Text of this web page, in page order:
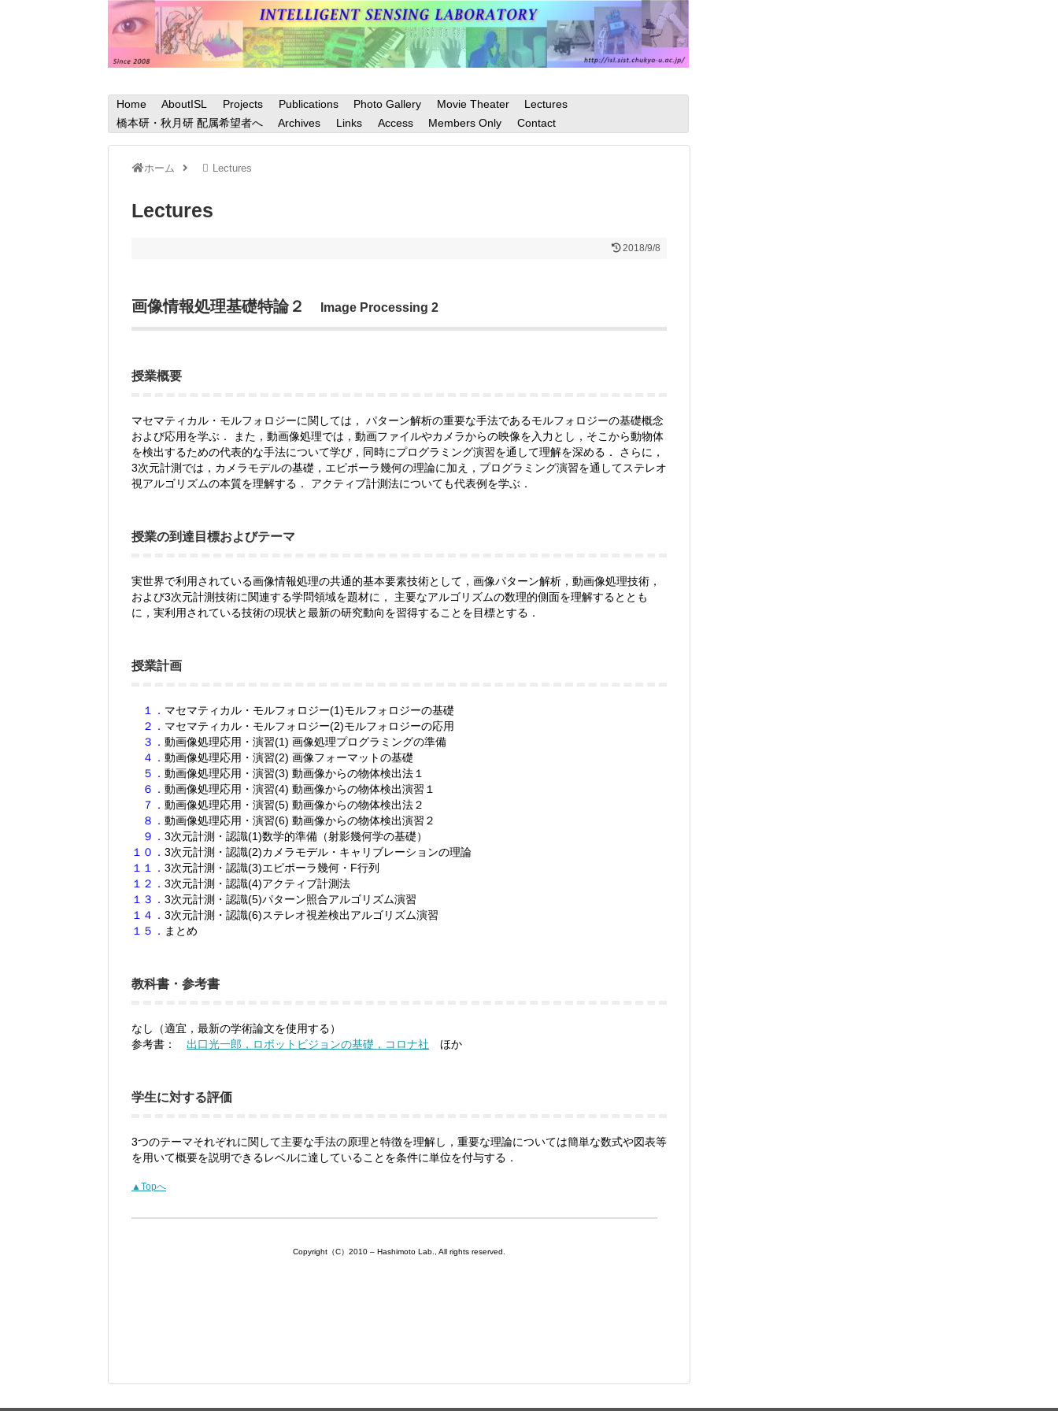
Home AboutISL Projects Publications Photo Gallery Movie Theater
Lectures
橋本研・秋月研 配属希望者へ
Archives Links Access Members Only Contact
ホーム Lectures
Lectures
2018/9/8
画像情報処理基礎特論２ Image Processing 2
授業概要
マセマティカル・モルフォロジーに関しては， パターン解析の重要な手法であるモルフォロジーの基礎概念
および応用を学ぶ． また，動画像処理では，動画ファイルやカメラからの映像を入力とし，そこから動物体
を検出するための代表的な手法について学び，同時にプログラミング演習を通して理解を深める． さらに，
3次元計測では，カメラモデルの基礎，エピポーラ幾何の理論に加え，プログラミング演習を通してステレオ
視アルゴリズムの本質を理解する． アクティブ計測法についても代表例を学ぶ．
授業の到達目標およびテーマ
実世界で利用されている画像情報処理の共通的基本要素技術として，画像パターン解析，動画像処理技術，
および3次元計測技術に関連する学問領域を題材に， 主要なアルゴリズムの数理的側面を理解するととも
に，実利用されている技術の現状と最新の研究動向を習得することを目標とする．
授業計画
１． マセマティカル・モルフォロジー(1)モルフォロジーの基礎
２． マセマティカル・モルフォロジー(2)モルフォロジーの応用
３． 動画像処理応用・演習(1) 画像処理プログラミングの準備
４． 動画像処理応用・演習(2) 画像フォーマットの基礎
５． 動画像処理応用・演習(3) 動画像からの物体検出法１
６． 動画像処理応用・演習(4) 動画像からの物体検出演習１
７． 動画像処理応用・演習(5) 動画像からの物体検出法２
８． 動画像処理応用・演習(6) 動画像からの物体検出演習２
９． 3次元計測・認識(1)数学的準備（射影幾何学の基礎）
１０． 3次元計測・認識(2)カメラモデル・キャリブレーションの理論
１１． 3次元計測・認識(3)エピポーラ幾何・F行列
１２． 3次元計測・認識(4)アクティブ計測法
１３． 3次元計測・認識(5)パターン照合アルゴリズム演習
１４． 3次元計測・認識(6)ステレオ視差検出アルゴリズム演習
１５． まとめ
教科書・参考書
なし（適宜，最新の学術論文を使用する）
参考書： 出口光一郎，ロボットビジョンの基礎，コロナ社 ほか
学生に対する評価
3つのテーマそれぞれに関して主要な手法の原理と特徴を理解し，重要な理論については簡単な数式や図表等
を用いて概要を説明できるレベルに達していることを条件に単位を付与する．
▲Topへ
Copyright（C）2010 – Hashimoto Lab., All rights reserved.